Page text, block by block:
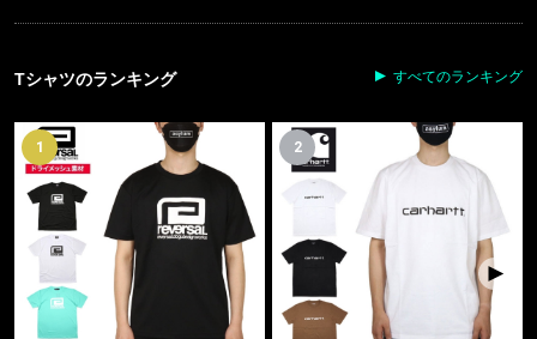
Tシャツのランキング すべてのランキング
1 2